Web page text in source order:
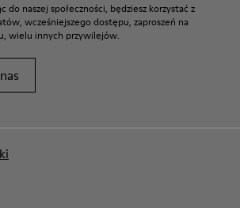
do naszej społeczności, będziesz korzystać z
wcześniejszego dostępu, zaproszeń na
wielu innych przywilejów.